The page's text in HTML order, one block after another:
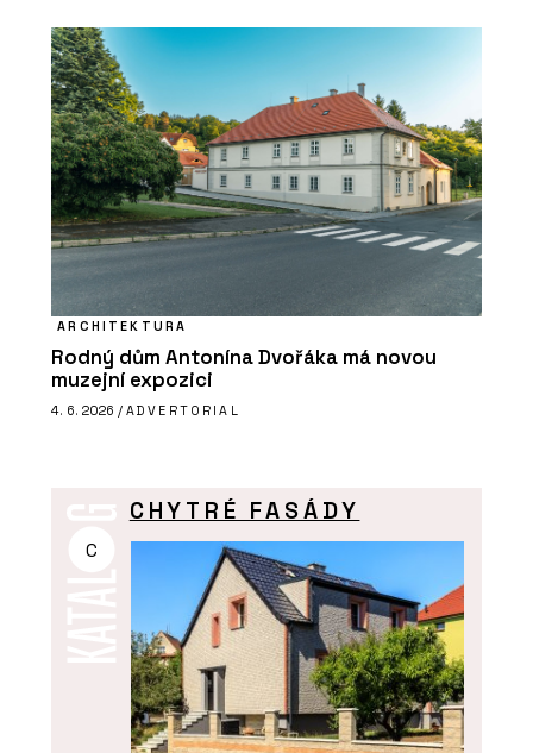
ARCHITEKTURA
Rodný dům Antonína Dvořáka má novou
muzejní expozici
4. 6. 2026 / ADVERTORIAL
C
CHYTRÉ FASÁDY